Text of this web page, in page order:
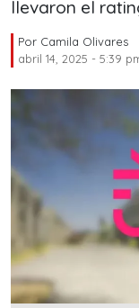
llevaron el
Por Camila Olivares
abril 14, 2025 - 5:39